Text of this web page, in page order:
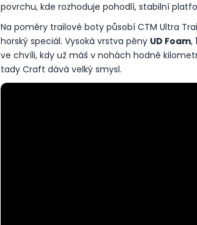
povrchu, kde rozhoduje pohodlí, stabilní
Na poměry trailové boty působí CTM Ultra
horský speciál. Vysoká vrstva pěny UD Foam,
ve chvíli, kdy už máš v nohách hodně
tady Craft dává velký smysl.
BOTY CRAFT ENDURANCE 3 - BÍLÁ
3 990 Kč